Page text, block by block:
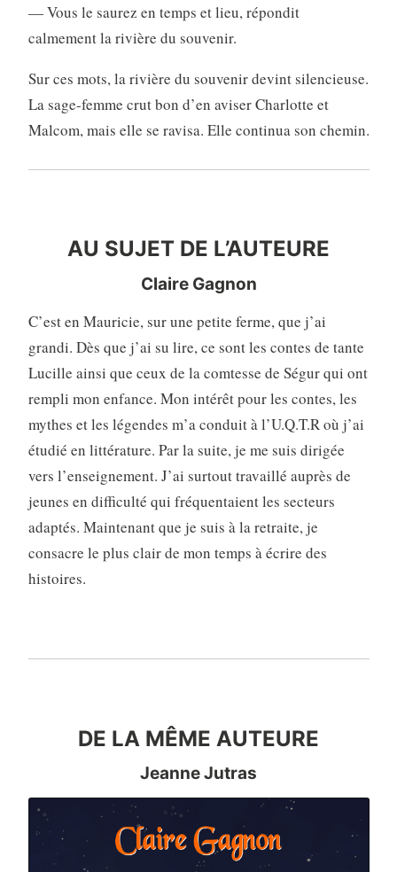
— Vous le saurez en temps et lieu, répondit
calmement la rivière du souvenir.
Sur ces mots, la rivière du souvenir devint silencieuse.
La sage-femme crut bon d’en aviser Charlotte et
Malcom, mais elle se ravisa. Elle continua son chemin.
AU SUJET DE L’AUTEURE
Claire Gagnon
C’est en Mauricie, sur une petite ferme, que j’ai
grandi. Dès que j’ai su lire, ce sont les contes de tante
Lucille ainsi que ceux de la comtesse de Ségur qui ont
rempli mon enfance. Mon intérêt pour les contes, les
mythes et les légendes m’a conduit à l’U.Q.T.R où j’ai
étudié en littérature. Par la suite, je me suis dirigée
vers l’enseignement. J’ai surtout travaillé auprès de
jeunes en difficulté qui fréquentaient les secteurs
adaptés. Maintenant que je suis à la retraite, je
consacre le plus clair de mon temps à écrire des
histoires.
DE LA MÊME AUTEURE
Jeanne Jutras